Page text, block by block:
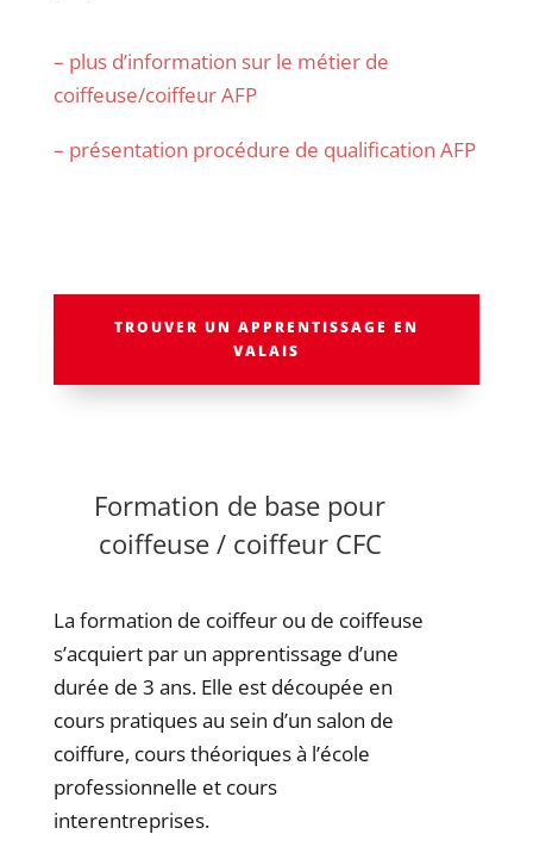
– plus d’information sur le métier de
coiffeuse/coiffeur AFP
– présentation procédure de qualification AFP
TROUVER UN APPRENTISSAGE EN
VALAIS
Formation de base pour
coiffeuse / coiffeur CFC
La formation de coiffeur ou de coiffeuse
s’acquiert par un apprentissage d’une
durée de 3 ans. Elle est découpée en
cours pratiques au sein d’un salon de
coiffure, cours théoriques à l’école
professionnelle et cours
interentreprises.